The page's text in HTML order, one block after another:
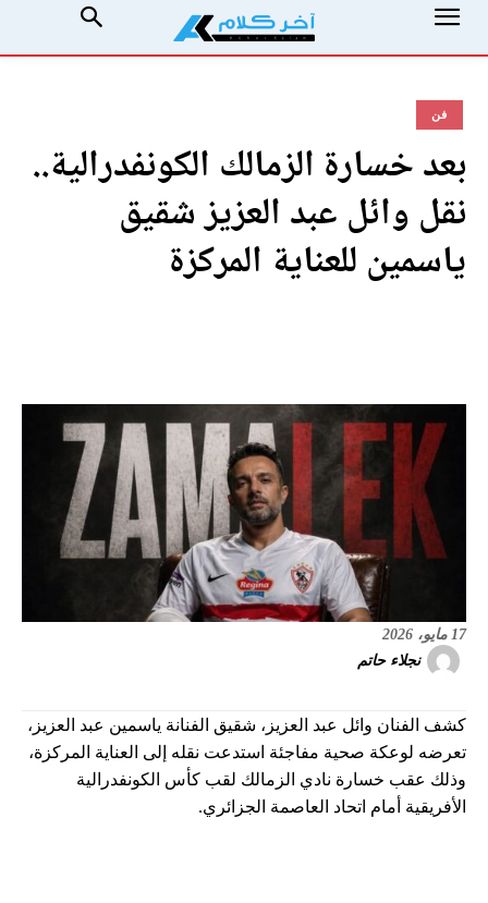
فن
بعد خسارة الزمالك الكونفدرالية..
نقل وائل عبد العزيز شقيق
ياسمين للعناية المركزة
17 مايو، 2026
نجلاء حاتم
كشف الفنان وائل عبد العزيز، شقيق الفنانة ياسمين عبد العزيز،
تعرضه لوعكة صحية مفاجئة استدعت نقله إلى العناية المركزة،
وذلك عقب خسارة نادي الزمالك لقب كأس الكونفدرالية
الأفريقية أمام اتحاد العاصمة الجزائري.